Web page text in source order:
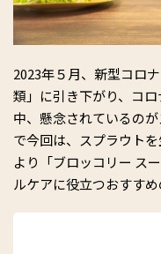
2023年５月、新型コロ
類」に引き下がり、コ
中、懸念されているの
で今回は、スプラウト
より「ブロッコリー ス
ルケアに役立つおすす